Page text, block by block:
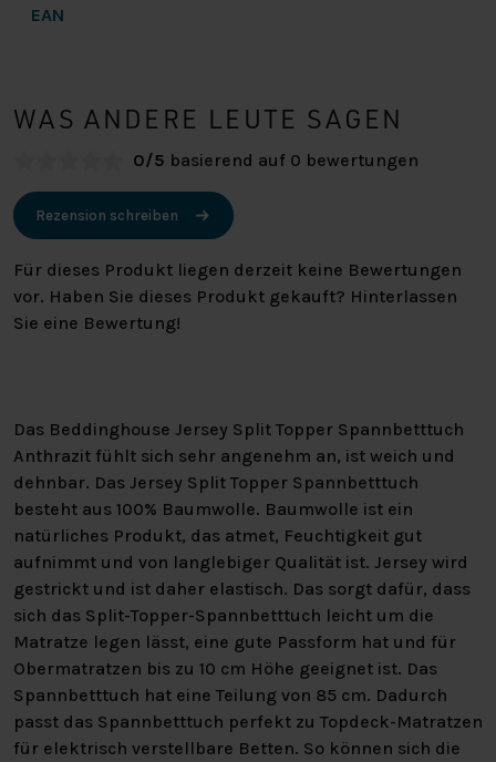
EAN
WAS ANDERE LEUTE SAGEN
0/5 basierend auf 0 bewertungen
Rezension schreiben
Für dieses Produkt liegen derzeit keine Bewertungen
vor. Haben Sie dieses Produkt gekauft? Hinterlassen
Sie eine Bewertung!
Das Beddinghouse Jersey Split Topper Spannbetttuch
Anthrazit fühlt sich sehr angenehm an, ist weich und
dehnbar. Das Jersey Split Topper Spannbetttuch
besteht aus 100% Baumwolle. Baumwolle ist ein
natürliches Produkt, das atmet, Feuchtigkeit gut
aufnimmt und von langlebiger Qualität ist. Jersey wird
gestrickt und ist daher elastisch. Das sorgt dafür, dass
sich das Split-Topper-Spannbetttuch leicht um die
Matratze legen lässt, eine gute Passform hat und für
Obermatratzen bis zu 10 cm Höhe geeignet ist. Das
Spannbetttuch hat eine Teilung von 85 cm. Dadurch
passt das Spannbetttuch perfekt zu Topdeck-Matratzen
für elektrisch verstellbare Betten. So können sich die